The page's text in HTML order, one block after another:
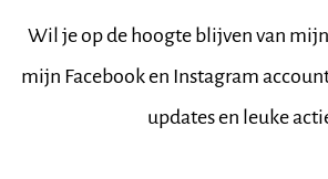
Wil je op de hoogte blijven van
mijn Facebook en Instagram
updates en leuke